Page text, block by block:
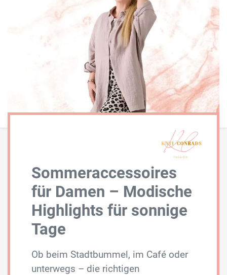
Sommeraccessoires
für Damen – Modische
Highlights für sonnige
Tage
Ob beim Stadtbummel, im Café oder
unterwegs – die richtigen